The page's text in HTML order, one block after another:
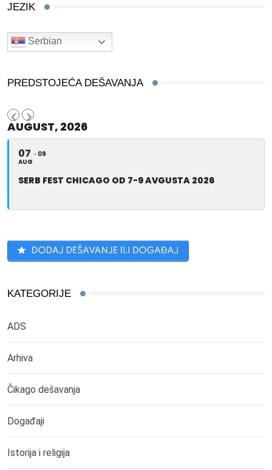
JEZIK
Serbian
PREDSTOJEĆA DEŠAVANJA
AUGUST, 2026
07
AUG
09
SERB FEST CHICAGO OD 7-9 AVGUSTA 2026
KATEGORIJE
ADS
Arhiva
Čikago dešavanja
Događaji
Istorija i religija